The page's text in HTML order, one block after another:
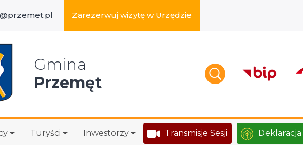
Zarezerwuj wizytę w Urzędzie
Gmina
Przemęt
Turyści Inwestorzy Transmisje Sesji Deklaracja
Wyszukaj w serwisie